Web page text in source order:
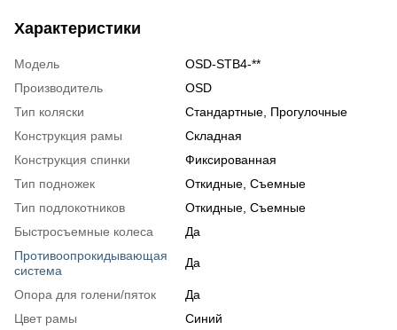
Характеристики
Модель
OSD-STB4-**
Производитель
OSD
Тип коляски
Стандартные Прогулочные
Конструкция рамы
Складная
Конструкция спинки
Фиксированная
Тип подножек
Откидные Съемные
Тип подлокотников
Откидные Съемные
Быстросъемные колеса
Да
Противоопрокидывающая
система
Да
Опора для голени/пяток
Да
Цвет рамы
Синий